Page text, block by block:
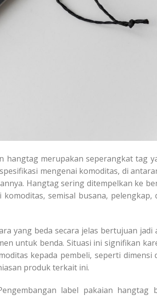
hangtag merupakan seperangkat tag
mengenai komoditas, di
Hangtag sering ditempelkan ke
semisal busana, pelengkap,
yang beda secara jelas bertujuan jadi
untuk benda. Situasi ini signifikan
kepada pembeli, seperti dimensi
produk terkait ini.
label pakaian hangtag